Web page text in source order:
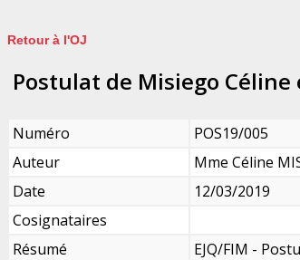
Retour à l'OJ
Postulat de Misiego
Numéro
POS19/005
Auteur
Mme Céline
Date
12/03/2019
Cosignataires
Résumé
EJQ/FIM -